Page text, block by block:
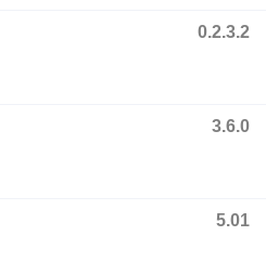
0.2.3.2
3.6.0
5.01